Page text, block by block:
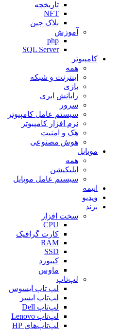
تاریخچه
NFT
بلاک چین
آموزش
php
SQL Server
کامپیوتر
همه
اینترنت و شبکه
بازی
رایانش ابری
سرور
سیستم عامل کامپیوتر
نرم افزار کامپیوتر
هک و امنیت
هوش مصنوعی
موبایل
همه
اپلیکیشن
سیستم عامل موبایل
انیمه
ویدیو
برند
سخت افزار
CPU
کارت گرافیک
RAM
SSD
کیبورد
ماوس
لپ‌تاپ
لپ تاپ ایسوس
لپ‌تاپ ایسر
لپ‌تاپ Dell
لپ‌تاپ Lenovo
لپ‌تاپ‌های HP